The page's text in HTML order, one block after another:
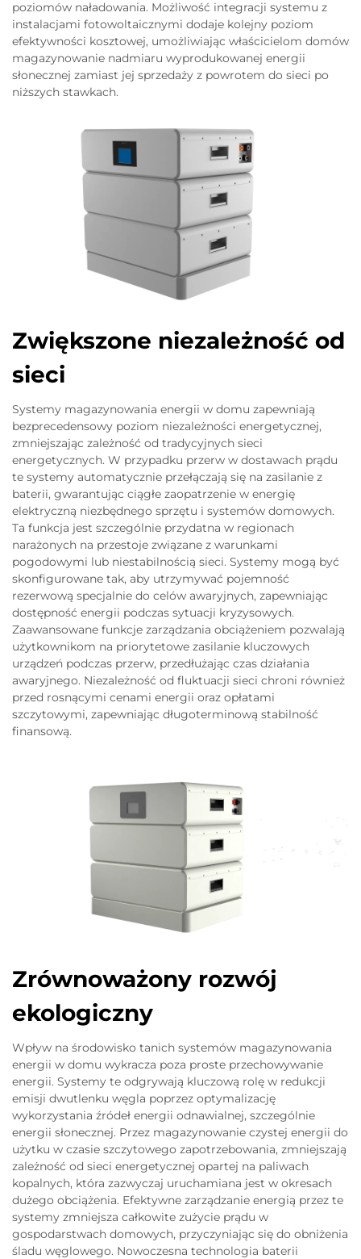
poziomów naładowania. Możliwość integracji systemu z
instalacjami fotowoltaicznymi dodaje kolejny poziom
efektywności kosztowej, umożliwiając właścicielom domów
magazynowanie nadmiaru wyprodukowanej energii
słonecznej zamiast jej sprzedaży z powrotem do sieci po
niższych stawkach.
Zwiększone niezależność od
sieci
Systemy magazynowania energii w domu zapewniają
bezprecedensowy poziom niezależności energetycznej,
zmniejszając zależność od tradycyjnych sieci
energetycznych. W przypadku przerw w dostawach prądu
te systemy automatycznie przełączają się na zasilanie z
baterii, gwarantując ciągłe zaopatrzenie w energię
elektryczną niezbędnego sprzętu i systemów domowych.
Ta funkcja jest szczególnie przydatna w regionach
narażonych na przestoje związane z warunkami
pogodowymi lub niestabilnością sieci. Systemy mogą być
skonfigurowane tak, aby utrzymywać pojemność
rezerwową specjalnie do celów awaryjnych, zapewniając
dostępność energii podczas sytuacji kryzysowych.
Zaawansowane funkcje zarządzania obciążeniem pozwalają
użytkownikom na priorytetowe zasilanie kluczowych
urządzeń podczas przerw, przedłużając czas działania
awaryjnego. Niezależność od fluktuacji sieci chroni również
przed rosnącymi cenami energii oraz opłatami
szczytowymi, zapewniając długoterminową stabilność
finansową.
Zrównoważony rozwój
ekologiczny
Wpływ na środowisko tanich systemów magazynowania
energii w domu wykracza poza proste przechowywanie
energii. Systemy te odgrywają kluczową rolę w redukcji
emisji dwutlenku węgla poprzez optymalizację
wykorzystania źródeł energii odnawialnej, szczególnie
energii słonecznej. Przez magazynowanie czystej energii do
użytku w czasie szczytowego zapotrzebowania, zmniejszają
zależność od sieci energetycznej opartej na paliwach
kopalnych, która zazwyczaj uruchamiana jest w okresach
dużego obciążenia. Efektywne zarządzanie energią przez te
systemy zmniejsza całkowite zużycie prądu w
gospodarstwach domowych, przyczyniając się do obniżenia
śladu węglowego. Nowoczesna technologia baterii